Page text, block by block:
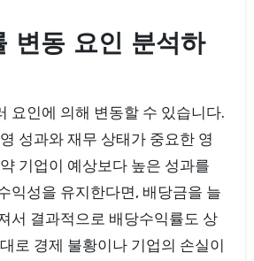
변동 요인 분석하
요인에 의해 변동할 수 있습니다.
성과와 재무 상태가 중요한 영
기업이 예상보다 높은 성과를
익성을 유지한다면, 배당금을 늘
서 결과적으로 배당수익률도 상
로 경제 불황이나 기업의 손실이